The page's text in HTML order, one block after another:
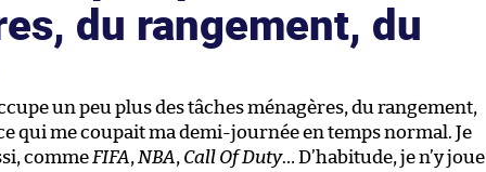
du rangement, du
un peu plus des tâches ménagères, du rangement,
qui me coupait ma demi-journée en temps normal. Je
comme FIFA, NBA, Call Of Duty… D’habitude, je n’y joue